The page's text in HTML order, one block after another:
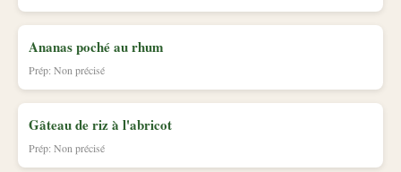
Ananas poché au rhum
Prép: Non précisé
Gâteau de riz à l'abricot
Prép: Non précisé